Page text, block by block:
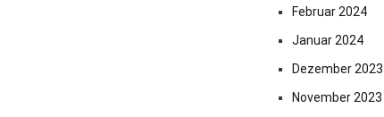
Februar 2024
Januar 2024
Dezember 2023
November 2023